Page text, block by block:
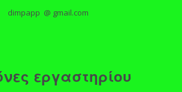
dimpapp @ gmail.com
εργαστηρίου